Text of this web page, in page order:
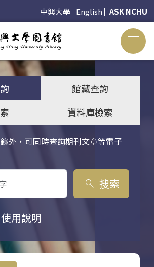
中興大學 English ASK NCHU
館藏查詢
資料庫檢索
外，可同時查詢期刊文章等電子
search 搜索
使用說明